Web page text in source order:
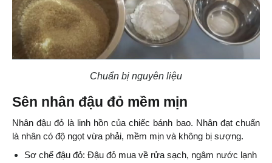
Chuẩn bị nguyên liệu
Sên nhân đậu đỏ mềm mịn
Nhân đậu đỏ là linh hồn của chiếc bánh bao. Nhân đạt chuẩn
là nhân có độ ngọt vừa phải, mềm mịn và không bị sượng.
Sơ chế đậu đỏ: Đậu đỏ mua về rửa sạch, ngâm nước lạnh